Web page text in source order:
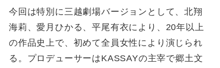
今回は特別に三越劇場バージョンとして、北翔
海莉、愛月ひかる、平尾有衣により、20年以上
の作品史上で、初めて全員女性により演じられ
る。プロデューサーはKASSAYの主宰で郷土文